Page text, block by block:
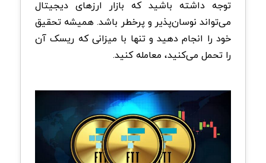
توجه داشته باشید که بازار ارزهای دیجیتال
می‌تواند نوسان‌پذیر و پرخطر باشد. همیشه تحقیق
خود را انجام دهید و تنها با میزانی که ریسک آن
را تحمل می‌کنید، معامله کنید.